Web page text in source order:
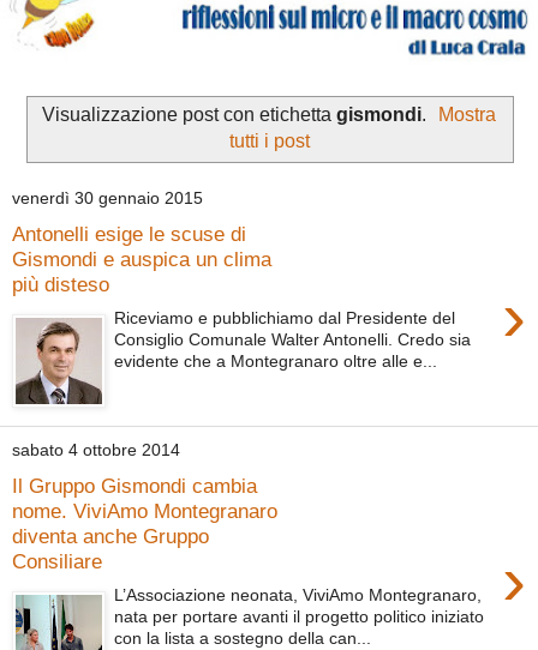
Visualizzazione post con etichetta gismondi.
Mostra
tutti i post
venerdì 30 gennaio 2015
Antonelli esige le scuse di
Gismondi e auspica un clima
più disteso
›
Riceviamo e pubblichiamo dal Presidente del
Consiglio Comunale Walter Antonelli. Credo sia
evidente che a Montegranaro oltre alle e...
sabato 4 ottobre 2014
Il Gruppo Gismondi cambia
nome. ViviAmo Montegranaro
diventa anche Gruppo
Consiliare
›
L’Associazione neonata, ViviAmo Montegranaro,
nata per portare avanti il progetto politico iniziato
con la lista a sostegno della can...